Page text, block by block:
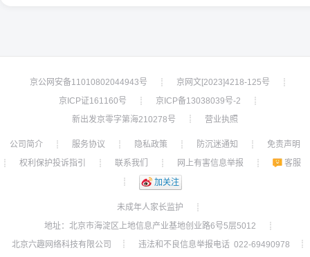
京公网安备11010802044943号 ┊ 京网文[2023]4218-125号
┊
京ICP证161160号
┊ 京ICP备13038039号-2
┊
新出发京零字第海210278号
┊ 营业执照
公司简介 ┊ 服务协议 ┊ 隐私政策 ┊ 防沉迷通知 ┊
免责声明
┊
权利保护投诉指引 ┊ 联系我们 ┊ 网上有害信息举报 ┊
客服
┊
加关注
未成年人家长监护
┊
地址：北京市海淀区上地信息产业基地创业路6号5层5012
┊
北京六趣网络科技有限公司
┊ 违法和不良信息举报电话 022-69490978
┊